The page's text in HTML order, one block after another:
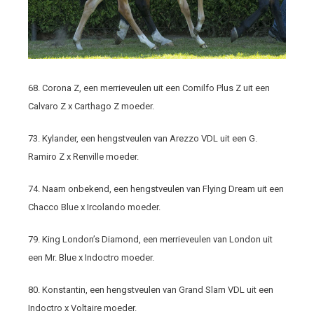
68. Corona Z, een merrieveulen uit een Comilfo Plus Z uit een
Calvaro Z x Carthago Z moeder.
73. Kylander, een hengstveulen van Arezzo VDL uit een G.
Ramiro Z x Renville moeder.
74. Naam onbekend, een hengstveulen van Flying Dream uit een
Chacco Blue x Ircolando moeder.
79. King London’s Diamond, een merrieveulen van London uit
een Mr. Blue x Indoctro moeder.
80. Konstantin, een hengstveulen van Grand Slam VDL uit een
Indoctro x Voltaire moeder.